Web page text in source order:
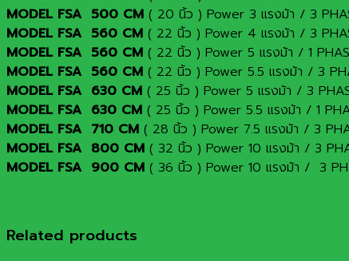
MODEL FSA 500 CM ( 20 นิ้ว ) Power 3 แรงม้า / 3
MODEL FSA 560 CM ( 22 นิ้ว ) Power 4 แรงม้า / 3
MODEL FSA 560 CM ( 22 นิ้ว ) Power 5 แรงม้า / 1
MODEL FSA 560 CM ( 22 นิ้ว ) Power 5.5 แรงม้า / 3
MODEL FSA 630 CM ( 25 นิ้ว ) Power 5 แรงม้า / 3
MODEL FSA 630 CM ( 25 นิ้ว ) Power 5.5 แรงม้า / 1
MODEL FSA 710 CM ( 28 นิ้ว ) Power 7.5 แรงม้า / 3
MODEL FSA 800 CM ( 32 นิ้ว ) Power 10 แรงม้า / 3
MODEL FSA 900 CM ( 36 นิ้ว ) Power 10 แรงม้า / 3
Related products